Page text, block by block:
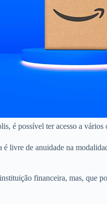
é possível ter acesso a
livre de anuidade na
financeira, mas,